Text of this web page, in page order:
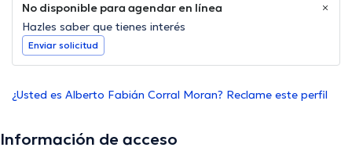
No disponible para agendar en línea
Hazles saber que tienes interés
Enviar solicitud
¿Usted es Alberto Fabián Corral Moran? Reclame este perfil
Información de acceso